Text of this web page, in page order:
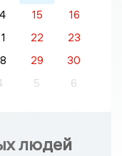
15
16
22
23
29
30
5 6
людей